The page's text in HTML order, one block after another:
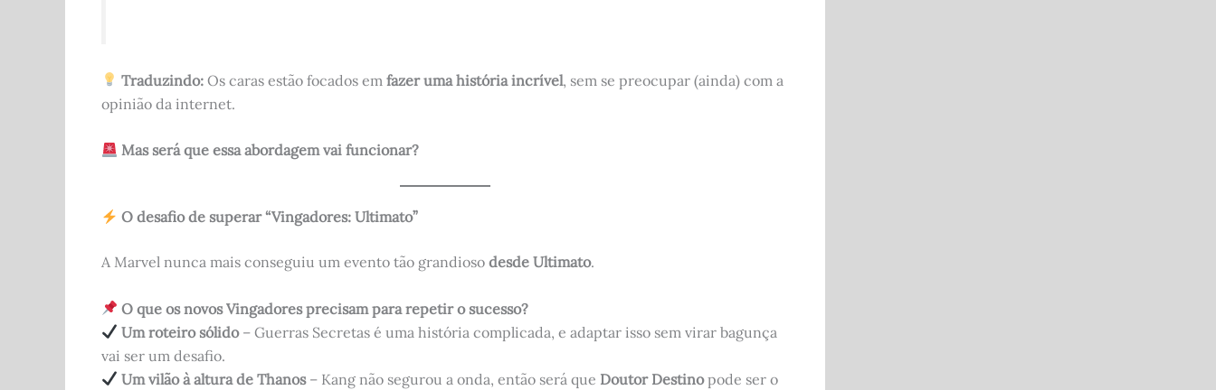
Traduzindo: Os caras estão focados emfazer uma história incrível, sem se preocupar (ainda) com a
opinião da internet.
Mas será que essa abordagem vai funcionar?
O desafio de superar “Vingadores: Ultimato”
A Marvel nunca mais conseguiu um evento tão grandioso desde Ultimato.
O que os novos Vingadores precisam para repetir o sucesso?
Um roteiro sólido– Guerras Secretas é uma história complicada, e adaptar isso sem virar bagunça
vai ser um desafio.
Um vilão à altura de Thanos– Kang não segurou a onda, então será que Doutor Destinopode ser o